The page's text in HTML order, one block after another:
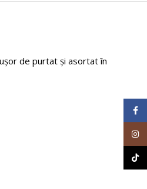
de purtat și asortat în